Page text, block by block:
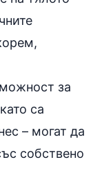
за
са
– могат да
собствено